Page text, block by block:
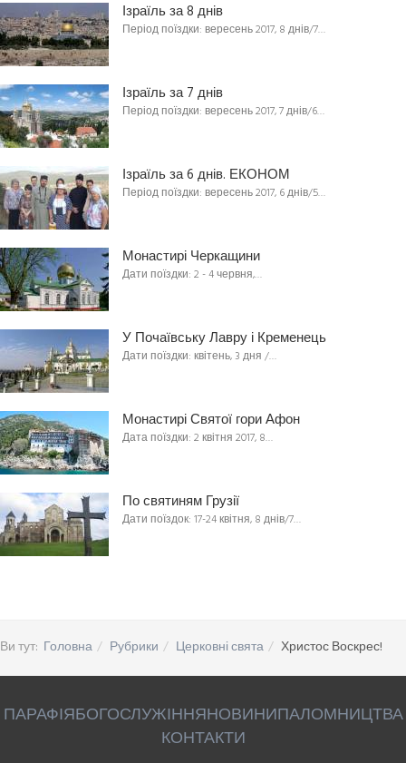
Ізраїль за 8 днів
Період поїздки: вересень 2017, 8 днів/7…
Ізраїль за 7 днів
Період поїздки: вересень 2017, 7 днів/6…
Ізраїль за 6 днів. ЕКОНОМ
Період поїздки: вересень 2017, 6 днів/5…
Монастирі Черкащини
Дати поїздки: 2 - 4 червня,…
У Почаївську Лавру і Кременець
Дати поїздки: квітень, 3 дня /…
Монастирі Святої гори Афон
Дата поїздки: 2 квітня 2017, 8…
По святиням Грузії
Дати поїздок: 17-24 квітня, 8 днів/7…
Ви тут: Головна Рубрики Церковні свята Христос Воскрес!
ПАРАФІЯБОГОСЛУЖІННЯНОВИНИПАЛОМНИЦТВА
КОНТАКТИ